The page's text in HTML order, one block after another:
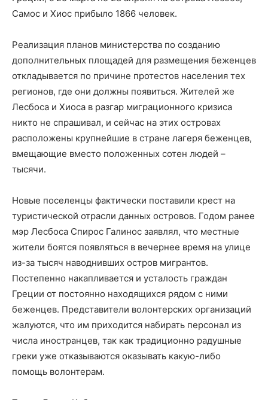
Самос и Хиос прибыло 1866 человек.
Реализация планов министерства по созданию
дополнительных площадей для размещения беженцев
откладывается по причине протестов населения тех
регионов, где они должны появиться. Жителей же
Лесбоса и Хиоса в разгар миграционного кризиса
никто не спрашивал, и сейчас на этих островах
расположены крупнейшие в стране лагеря беженцев,
вмещающие вместо положенных сотен людей –
тысячи.
Новые поселенцы фактически поставили крест на
туристической отрасли данных островов. Годом ранее
мэр Лесбоса Спирос Галинос заявлял, что местные
жители боятся появляться в вечернее время на улице
из-за тысяч наводнивших остров мигрантов.
Постепенно накапливается и усталость граждан
Греции от постоянно находящихся рядом с ними
беженцев. Представители волонтерских организаций
жалуются, что им приходится набирать персонал из
числа иностранцев, так как традиционно радушные
греки уже отказываются оказывать какую-либо
помощь волонтерам.